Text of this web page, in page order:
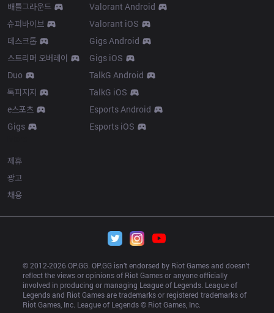
배틀그라운드
슈퍼바이브
데스크톱
스트리머 오버레이
Duo
톡피지지
e스포츠
Gigs
Valorant Android
Valorant iOS
Gigs Android
Gigs iOS
TalkG Android
TalkG iOS
Esports Android
Esports iOS
제휴
광고
채용
© 2012-2026 OP.GG. OP.GG isn’t endorsed by Riot Games and doesn’t
reflect the views or opinions of Riot Games or anyone officially
involved in producing or managing League of Legends. League of
Legends and Riot Games are trademarks or registered trademarks of
Riot Games, Inc. League of Legends © Riot Games, Inc.